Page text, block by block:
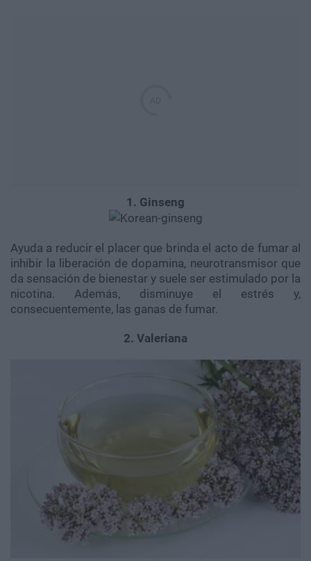
1. Ginseng
Ayuda a reducir el placer que brinda el acto de fumar al
inhibir la liberación de dopamina, neurotransmisor que
da sensación de bienestar y suele ser estimulado por la
nicotina. Además, disminuye el estrés y,
consecuentemente, las ganas de fumar.
2. Valeriana